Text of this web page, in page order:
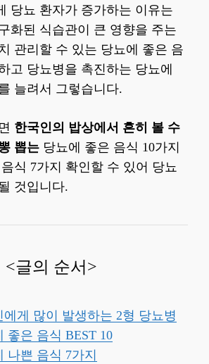
당뇨 환자가 증가하는 이유는
화된 식습관이 큰 영향을 주는
관리할 수 있는 당뇨에 좋은 음
고 당뇨병을 촉진하는 당뇨에
늘려서 그렇습니다.
한국인의 밥상에서 흔히 볼 수
뽑는 당뇨에 좋은 음식 10가지
식 7가지 확인할 수 있어 당뇨
것입니다.
<글의 순서>
에게 많이 발생하는 2형 당뇨병
좋은 음식 BEST 10
나쁜 음식 7가지